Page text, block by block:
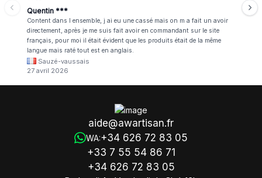
Quentin ***
Content dans l ensemble, j ai eu une cassé mais on m a fait un avoir
directement, après je me suis fait avoir en commandant sur le site
français, pour moi il était évident que les produits était de la même
langue mais raté tout est en anglais.
Sauzé-vaussais
27 avril 2026
aide@awartisan.fr
WA:+34 626 72 83 05
+33 7 55 54 86 71
+34 626 72 83 05